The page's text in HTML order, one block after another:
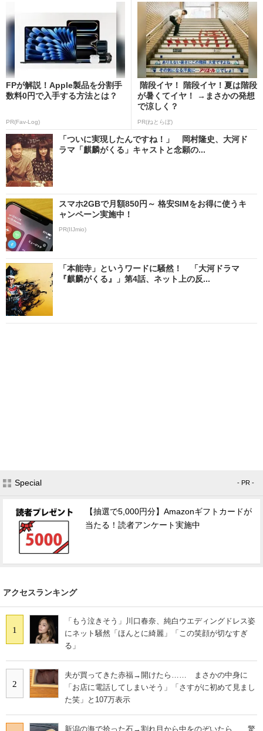
FPが解説！Apple製品を分割手
数料0円で入手する方法とは？
PR(Fav-Log)
階段イヤ！ 階段イヤ！夏は階段
が暑くてイヤ！ →まさかの発想
で涼しく？
PR(ねとらぼ)
「ついに実現したんですね！」 岡村隆史、大河ド
ラマ「麒麟がくる」キャストと念願の...
スマホ2GBで月額850円～ 格安SIMをお得に使うキ
ャンペーン実施中！
PR(IIJmio)
「本能寺」というワードに騒然！ 「大河ドラマ
『麒麟がくる』」第4話、ネット上の反...
Special - PR -
【抽選で5,000円分】Amazonギフトカードが
当たる！読者アンケート実施中
アクセスランキング
1
「もう泣きそう」川口春奈、純白ウエディングドレス姿
にネット騒然「ほんとに綺麗」「この笑顔が切なすぎ
る」
2
夫が買ってきた赤福→開けたら…… まさかの中身に
「お店に電話してしまいそう」「さすがに初めて見まし
た笑」と107万表示
新潟の海で拾った石→割れ目から中をのぞいたら……驚